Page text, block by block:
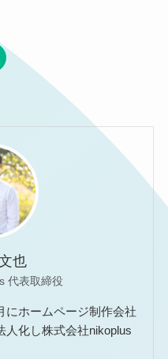
と
です。
也
代表取締役
にホームページ制作会社
人化し株式会社nikoplus